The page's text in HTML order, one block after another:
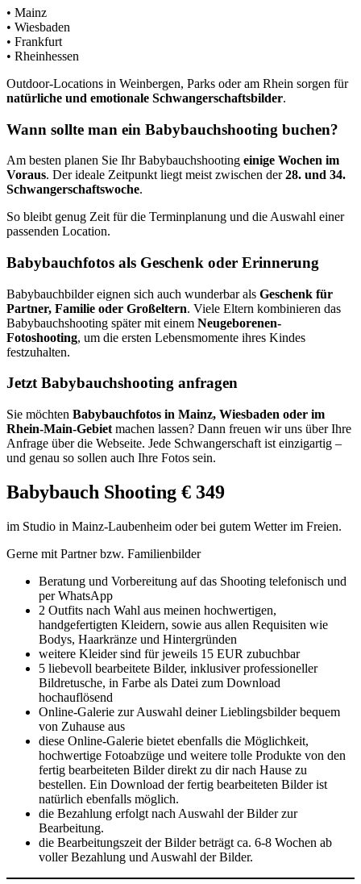
• Mainz
• Wiesbaden
• Frankfurt
• Rheinhessen
Outdoor-Locations in Weinbergen, Parks oder am Rhein sorgen für
natürliche und emotionale Schwangerschaftsbilder.
Wann sollte man ein Babybauchshooting buchen?
Am besten planen Sie Ihr Babybauchshooting einige Wochen im
Voraus. Der ideale Zeitpunkt liegt meist zwischen der28. und 34.
Schwangerschaftswoche.
So bleibt genug Zeit für die Terminplanung und die Auswahl einer
passenden Location.
Babybauchfotos als Geschenk oder Erinnerung
Babybauchbilder eignen sich auch wunderbar als Geschenk für
Partner, Familie oder Großeltern. Viele Eltern kombinieren das
Babybauchshooting später mit einem Neugeborenen-
Fotoshooting, um die ersten Lebensmomente ihres Kindes
festzuhalten.
Jetzt Babybauchshooting anfragen
Sie möchten Babybauchfotos in Mainz, Wiesbaden oder im
Rhein-Main-Gebiet machen lassen? Dann freuen wir uns über Ihre
Anfrage über die Webseite. Jede Schwangerschaft ist einzigartig –
und genau so sollen auch Ihre Fotos sein.
Babybauch Shooting € 349
im Studio in Mainz-Laubenheim oder bei gutem Wetter im Freien.
Gerne mit Partner bzw. Familienbilder
Beratung und Vorbereitung auf das Shooting telefonisch und
per WhatsApp
2 Outfits nach Wahl aus meinen hochwertigen,
handgefertigten Kleidern, sowie aus allen Requisiten wie
Bodys, Haarkränze und Hintergründen
weitere Kleider sind für jeweils 15 EUR zubuchbar
5 liebevoll bearbeitete Bilder, inklusiver professioneller
Bildretusche, in Farbe als Datei zum Download
hochauflösend
Online-Galerie zur Auswahl deiner Lieblingsbilder bequem
von Zuhause aus
diese Online-Galerie bietet ebenfalls die Möglichkeit,
hochwertige Fotoabzüge und weitere tolle Produkte von den
fertig bearbeiteten Bilder direkt zu dir nach Hause zu
bestellen. Ein Download der fertig bearbeiteten Bilder ist
natürlich ebenfalls möglich.
die Bezahlung erfolgt nach Auswahl der Bilder zur
Bearbeitung.
die Bearbeitungszeit der Bilder beträgt ca. 6-8 Wochen ab
voller Bezahlung und Auswahl der Bilder.